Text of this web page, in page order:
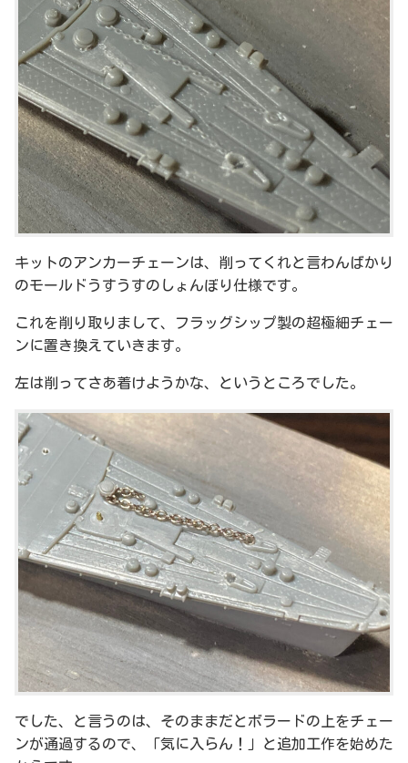
キットのアンカーチェーンは、削ってくれと言わんばかり
のモールドうすうすのしょんぼり仕様です。
これを削り取りまして、フラッグシップ製の超極細チェー
ンに置き換えていきます。
左は削ってさあ着けようかな、というところでした。
でした、と言うのは、そのままだとボラードの上をチェー
ンが通過するので、「気に入らん！」と追加工作を始めた